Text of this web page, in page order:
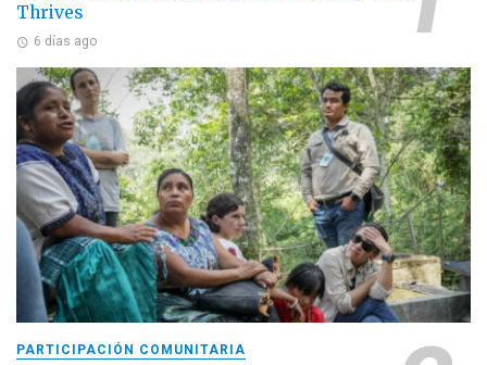
Thrives
6 días ago
PARTICIPACIÓN COMUNITARIA